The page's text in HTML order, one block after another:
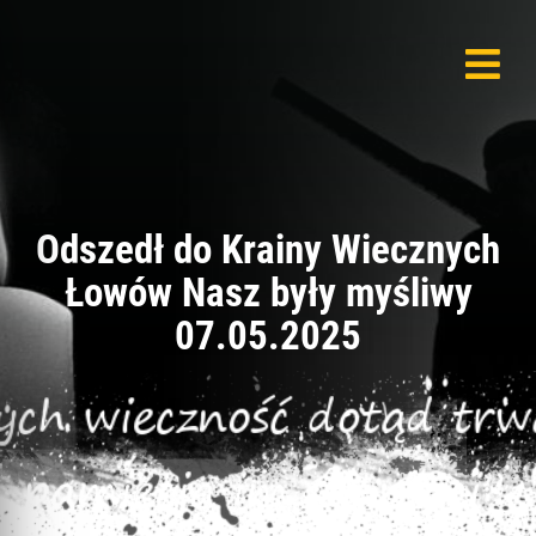
Odszedł do Krainy Wiecznych
Łowów Nasz były myśliwy
07.05.2025